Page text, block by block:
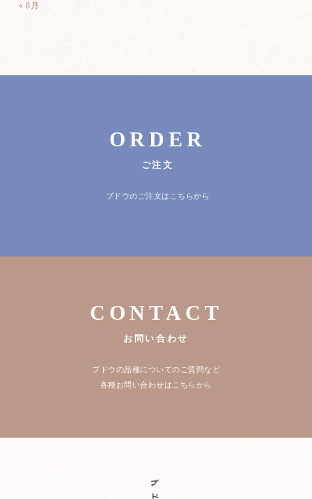
« 8月
ORDER
ご注文
ブドウのご注文はこちらから
CONTACT
お問い合わせ
ブドウの品種についてのご質問など
各種お問い合わせはこちらから